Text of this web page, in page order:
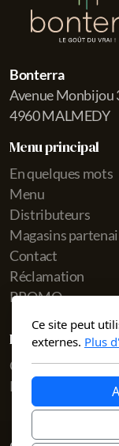
Bonterra
Avenue Monbijou
4960 MALMEDY
Menu principal
En quelques mots
Menu
Distributeurs
Magasins
Contact
Réclamation
PROMO
Légal
Conditions
Politique de
Ce site peut
externes. Plus